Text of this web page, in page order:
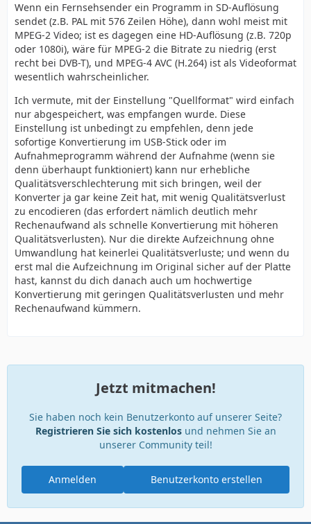
Wenn ein Fernsehsender ein Programm in SD-Auflösung
sendet (z.B. PAL mit 576 Zeilen Höhe), dann wohl meist mit
MPEG-2 Video; ist es dagegen eine HD-Auflösung (z.B. 720p
oder 1080i), wäre für MPEG-2 die Bitrate zu niedrig (erst
recht bei DVB-T), und MPEG-4 AVC (H.264) ist als Videoformat
wesentlich wahrscheinlicher.
Ich vermute, mit der Einstellung "Quellformat" wird einfach
nur abgespeichert, was empfangen wurde. Diese
Einstellung ist unbedingt zu empfehlen, denn jede
sofortige Konvertierung im USB-Stick oder im
Aufnahmeprogramm während der Aufnahme (wenn sie
denn überhaupt funktioniert) kann nur erhebliche
Qualitätsverschlechterung mit sich bringen, weil der
Konverter ja gar keine Zeit hat, mit wenig Qualitätsverlust
zu encodieren (das erfordert nämlich deutlich mehr
Rechenaufwand als schnelle Konvertierung mit höheren
Qualitätsverlusten). Nur die direkte Aufzeichnung ohne
Umwandlung hat keinerlei Qualitätsverluste; und wenn du
erst mal die Aufzeichnung im Original sicher auf der Platte
hast, kannst du dich danach auch um hochwertige
Konvertierung mit geringen Qualitätsverlusten und mehr
Rechenaufwand kümmern.
Jetzt mitmachen!
Sie haben noch kein Benutzerkonto auf unserer Seite?
Registrieren Sie sich kostenlosund nehmen Sie an
unserer Community teil!
Benutzerkonto erstellen
Anmelden